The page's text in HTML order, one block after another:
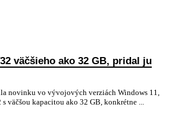
väčšieho ako 32 GB, pridal ju
novinku vo vývojových verziách Windows 11,
väčšou kapacitou ako 32 GB, konkrétne ...